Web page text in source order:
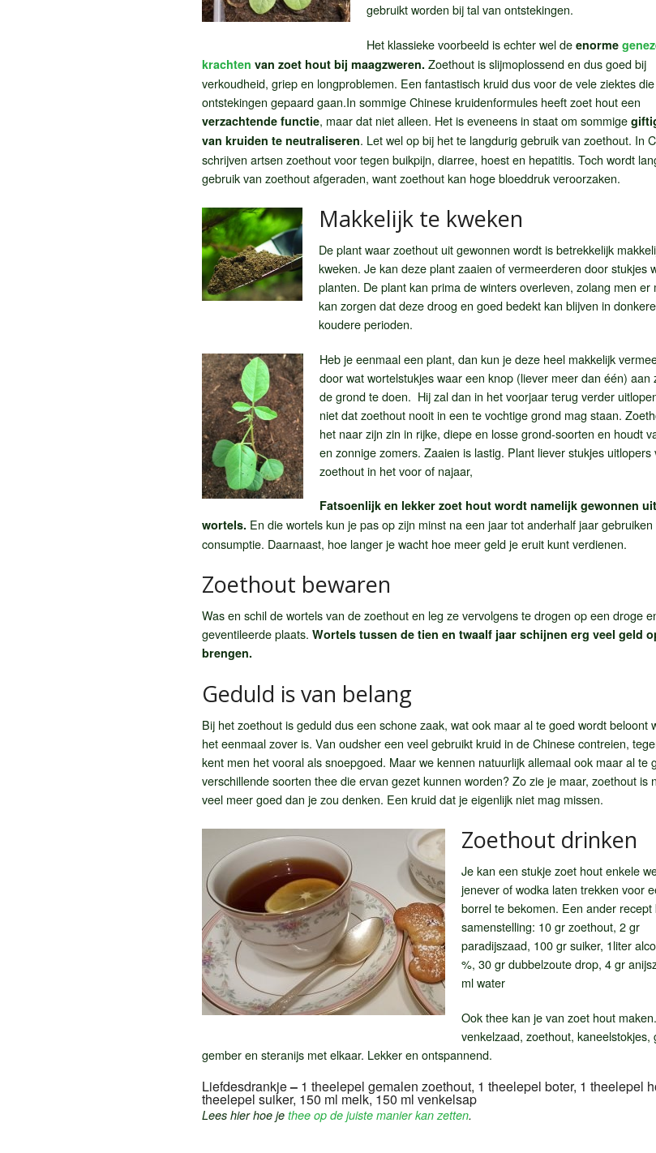
gebruikt worden bij tal van ontstekingen.
Het klassieke voorbeeld is echter wel de enorme
krachten van zoet hout bij maagzweren. Zoethout is slijmoplossend en dus goed bij
verkoudheid, griep en longproblemen. Een fantastisch kruid dus voor de vele ziektes
ontstekingen gepaard gaan.In sommige Chinese kruidenformules heeft zoet hout een
verzachtende functie, maar dat niet alleen. Het is eveneens in staat om sommige
van kruiden te neutraliseren. Let wel op bij het te langdurig gebruik van zoethout. In
schrijven artsen zoethout voor tegen buikpijn, diarree, hoest en hepatitis. Toch wordt
gebruik van zoethout afgeraden, want zoethout kan hoge bloeddruk veroorzaken.
Makkelijk te kweken
De plant waar zoethout uit gewonnen wordt is betrekkelijk
kweken. Je kan deze plant zaaien of vermeerderen door stukjes
planten. De plant kan prima de winters overleven, zolang men er
kan zorgen dat deze droog en goed bedekt kan blijven in
koudere perioden.
Heb je eenmaal een plant, dan kun je deze heel makkelijk
door wat wortelstukjes waar een knop (liever meer dan één) aan
de grond te doen. Hij zal dan in het voorjaar terug verder
niet dat zoethout nooit in een te vochtige grond mag staan.
het naar zijn zin in rijke, diepe en losse grond-soorten en houdt
en zonnige zomers. Zaaien is lastig. Plant liever stukjes uitlopers
zoethout in het voor of najaar,
Fatsoenlijk en lekker zoet hout wordt namelijk gewonnen
wortels. En die wortels kun je pas op zijn minst na een jaar tot anderhalf jaar
consumptie. Daarnaast, hoe langer je wacht hoe meer geld je eruit kunt verdienen.
Zoethout bewaren
Was en schil de wortels van de zoethout en leg ze vervolgens te drogen op een droge
geventileerde plaats. Wortels tussen de tien en twaalf jaar schijnen erg veel geld
brengen.
Geduld is van belang
Bij het zoethout is geduld dus een schone zaak, wat ook maar al te goed wordt beloont
het eenmaal zover is. Van oudsher een veel gebruikt kruid in de Chinese contreien,
kent men het vooral als snoepgoed. Maar we kennen natuurlijk allemaal ook maar al te
verschillende soorten thee die ervan gezet kunnen worden? Zo zie je maar, zoethout is
veel meer goed dan je zou denken. Een kruid dat je eigenlijk niet mag missen.
Zoethout drinken
Je kan een stukje zoet hout enkele
jenever of wodka laten trekken voor
borrel te bekomen. Een ander recept
samenstelling: 10 gr zoethout, 2 gr
paradijszaad, 100 gr suiker, 1liter
%, 30 gr dubbelzoute drop, 4 gr
ml water
Ook thee kan je van zoet hout
venkelzaad, zoethout, kaneelstokjes,
gember en steranijs met elkaar. Lekker en ontspannend.
Liefdesdrankje– 1 theelepel gemalen zoethout, 1 theelepel boter, 1 theelepel
theelepel suiker, 150 ml melk, 150 ml venkelsap
Lees hier hoe je thee op de juiste manier kan zetten.